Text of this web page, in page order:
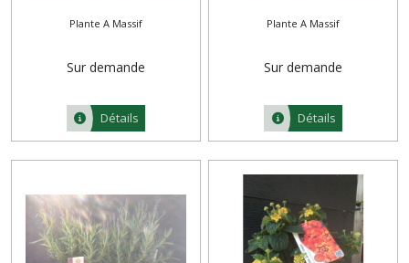
Plante A Massif
Sur demande
Détails
Plante A Massif
Sur demande
Détails